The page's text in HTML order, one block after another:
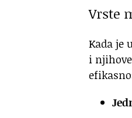
Vrste
Kada je
i